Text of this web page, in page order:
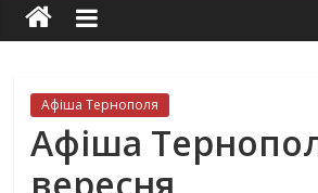
Афіша Тернополя
Афіша